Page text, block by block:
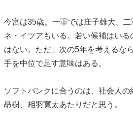
今宮は35歳。一軍では庄子雄大、
ネ・イツアもいる。若い候補はい
はない。ただ、次の5年を考えるな
手を中位で足す意味はある。
ソフトバンクに合うのは、社会人
昂樹、相羽寛太あたりだと思う。